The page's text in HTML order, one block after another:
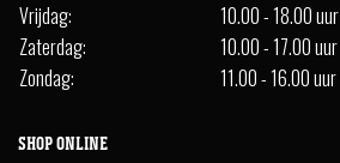
Vrijdag:
10.00 - 18.00 uur
Zaterdag:
10.00 - 17.00 uur
Zondag:
11.00 - 16.00 uur
SHOP ONLINE